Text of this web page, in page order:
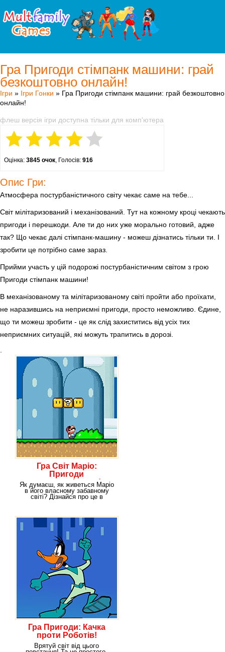
Гра Пригоди стімпанк машини: грай
безкоштовно онлайн!
Ігри » Ігри Гонки » Гра Пригоди стімпанк машини: грай безкоштовно
онлайн!
флеш версія ігри доступна тільки для комп'ютера
Оцінка: 3845 очок, Голосів: 916
Опис Гри:
Атмосфера постурбаністичного світу чекає саме на тебе...
Світ мілітаризований і механізований. Тут на кожному кроці чекають
пригоди і перешкоди. Але ти до них уже морально готовий, адже
так? Що чекає далі стімпанк-машину - можеш дізнатись тільки ти. І
зробити це потрібно саме зараз.
Прийми участь у цій подорожі постурбаністичним світом з грою
Пригоди стімпанк машини!
В механізованому та мілітаризованому світі пройти або проїхати,
не наразившись на неприємні пригоди, просто неможливо. Єдине,
що ти можеш зробити - це як слід захиститись від усіх тих
неприємних ситуацій, які можуть трапитись в дорозі.
Гра Світ Маріо:
Пригоди
водопровідника!
Як думаєш, як живеться Маріо
в його власному забавному
світі? Дізнайся про це в
Гра Пригоди: Качка
проти Роботів!
Врятуй світ від цього